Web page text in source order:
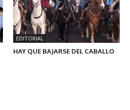
EDITORIAL
HAY QUE BAJARSE DEL CABALLO